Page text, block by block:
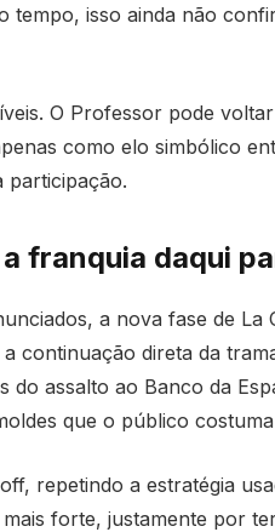
tempo, isso ainda não
O Professor pode
como elo simbólico
participação.
franquia daqui
a nova fase de La
continuação direta da
assalto ao Banco da
que o público
repetindo a estratégia
forte, justamente por